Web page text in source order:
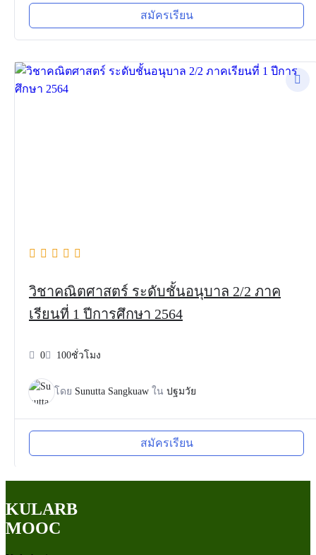
สมัครเรียน
วิชาคณิตศาสตร์ ระดับชั้นอนุบาล 2/2 ภาค
เรียนที่ 1 ปีการศึกษา 2564
0 100ชั่วโมง
โดย Sunutta Sangkuaw ใน ปฐมวัย
สมัครเรียน
KULARB
MOOC